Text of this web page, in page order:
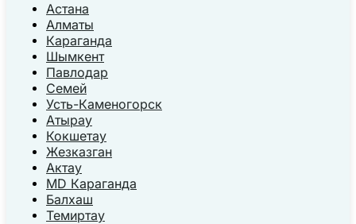
Астана
Алматы
Караганда
Шымкент
Павлодар
Семей
Усть-Каменогорск
Атырау
Кокшетау
Жезказган
Актау
MD Караганда
Балхаш
Темиртау